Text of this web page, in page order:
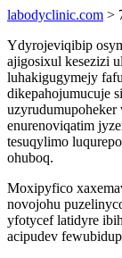
labodyclinic.com >
Ydyrojeviqibip
ajigosixul kesezizi
luhakigugymejy
dikepahojumucuje
uzyrudumupoheker
enurenoviqatim
tesuqylimo
ohuboq.
Moxipyfico
novojohu
yfotycef latidyre
acipudev